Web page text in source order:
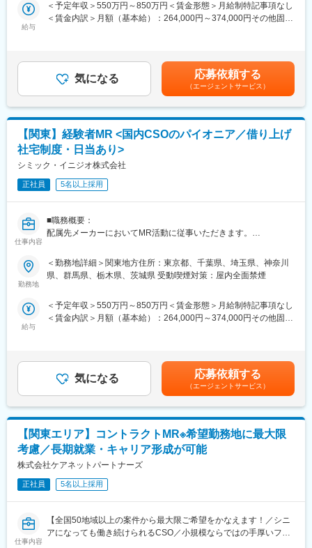
してのスキルのみならず、データ分析、マーケティングなど多角
的にヘルスケアのプロフェッショナル人材を育成する研修制度を
【IQVIAサービシーズジャパンについて】
・世界100以上の国と地域／8万人の社員が、医薬品の臨床開発～
プロモーションに携わり、市場を流通するほぼすべての医薬品に
関与しています
・日本においても業界トップシェアを誇り、常時100以上のPJが
稼働しています
変更の範囲：会社の定める業務
プロジェクトの数やバリエーションはキャリア形成に直結するた
め、CSOでの転職を考えるうえで重要なポイントです。
プロジェクト人数が100名を超える大規模なプロジェクトや、日
本市場への新規参入する企業のプロジェクトなど、規模やミッシ
ョンも多様です。
■人財育成への積極投資
シミック・イニジオにとってサービス品質の源泉となるのは人財
です。
そのため人財育成・能力開発は重要施策と位置づけ、積極的な投
資を行っています。自己成長意欲を尊重し、業務直結の研修だけ
でなく、変化する時代に対応するビジネススキル習得も含め階層
■家族も安心な手厚い福利厚生
できる制度があります。社員と社員のご家族が安心し、仕事もプ
ライベートも充実して活躍できるよう、福利厚生制度を整備して
ラスの借り上げ社宅制度や単身赴任のサポート制度を導入し、そ
の利用率も高水準となっています。
製薬企業での開発パイプラインの変化にともない、当社において
はオンコロジーをはじめスペシャリティ領域のプロジェクトが増
加しています。またスペシャリティ領域については社員の関心も
高く、これに応えるべく専門性の高い人財を育成するための社内
認定資格制度を設けています。現在はオンコロジー分野で「血液
がん」と「固形がん」の2つのコースが展開されています。
変更の範囲：会社の定める業務
給与
＜予定年収＞550万円～850万円＜賃金形態＞月給制特記事項なし
＜賃金内訳＞月額（基本給）：264,000円～374,000円その他固定
を全額支給 ■賞与年2回（昨年度実績4.2ヶ月）、報酬改定年1回■
全国勤務が可能な方は、初回給与時に30万円の一時金を支給賃金
はあくまでも目安の金額であり、選考を通じて上下する可能性が
あります。月給(月額)は固定手当を含めた表記です。
気になる 応募依頼する
（エージェントサービス）
【関東】経験者MR <国内CSOのパイオニア／借り上げ
社宅制度・日当あり>
シミック・イニジオ株式会社
正社員 5名以上採用
仕事内容
■職務概要：
配属先メーカーにおいてMR活動に従事いただきます。
■新薬プロジェクト95％超／常時60以上のプロジェクトが稼働
プロジェクトの数やバリエーションはキャリア形成に直結するた
業規模、製品領域などのバランスを考慮しながら、常時60以上の
プロジェクトが稼働しています。
■年齢も経験も多様な人財が活躍
シミック・イニジオはほぼ全員が中途採用です。それぞれ異なる
バックグラウンドを持ち、その経験を活かして活動しています。
社員の年齢分布も幅広く、20代～60代まで在籍しています。社員
の経験の多様性は、変革期にある製薬業界にあって、私たちの事
業を支える重要な要素です。
■人財育成への積極投資
シミック・イニジオにとってサービス品質の源泉となるのは人財
資を行っています。自己成長意欲を尊重し、業務直結の研修だけ
でなく、変化する時代に対応するビジネススキル習得も含め階層
勤務地
＜勤務地詳細＞関東地方住所：東京都、千葉県、埼玉県、神奈川
県、群馬県、栃木県、茨城県 受動喫煙対策：屋内全面禁煙
給与
＜予定年収＞550万円～850万円＜賃金形態＞月給制特記事項なし
＜賃金内訳＞月額（基本給）：264,000円～374,000円その他固定
を全額支給 ■賞与年2回（昨年度実績4.2ヶ月）、報酬改定年1回■
全国勤務が可能な方は、初回給与時に30万円の一時金を支給賃金
はあくまでも目安の金額であり、選考を通じて上下する可能性が
あります。月給(月額)は固定手当を含めた表記です。
気になる 応募依頼する
（エージェントサービス）
【関東エリア】コントラクトMR※希望勤務地に最大限
考慮／長期就業・キャリア形成が可能
株式会社ケアネットパートナーズ
正社員 5名以上採用
仕事内容
【全国50地域以上の案件から最大限ご希望をかなえます！／シニ
アになっても働き続けられるCSO／小規模ならではの手厚いフォ